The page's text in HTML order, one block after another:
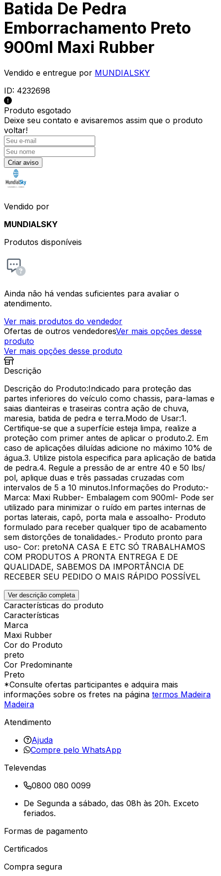
Batida De Pedra
Emborrachamento Preto
900ml Maxi Rubber
Vendido e entregue por MUNDIALSKY
ID: 4232698
Produto esgotado
Deixe seu contato e avisaremos assim que o produto
voltar!
Criar aviso
Vendido por
MUNDIALSKY
Produtos disponíveis
Ainda não há vendas suficientes para avaliar o
atendimento.
Ver mais produtos do vendedor
Ofertas de outros vendedoresVer mais opções desse
produto
Ver mais opções desse produto
Descrição
Descrição do Produto:Indicado para proteção das
partes inferiores do veículo como chassis, para-lamas e
saias dianteiras e traseiras contra ação de chuva,
maresia, batida de pedra e terra.Modo de Usar:1.
Certifique-se que a superfície esteja limpa, realize a
proteção com primer antes de aplicar o produto.2. Em
caso de aplicações diluídas adicione no máximo 10% de
água.3. Utilize pistola especifica para aplicação de batida
de pedra.4. Regule a pressão de ar entre 40 e 50 lbs/
pol, aplique duas e três passadas cruzadas com
intervalos de 5 a 10 minutos.Informações do Produto:-
Marca: Maxi Rubber- Embalagem com 900ml- Pode ser
utilizado para minimizar o ruído em partes internas de
portas laterais, capô, porta mala e assoalho- Produto
formulado para receber qualquer tipo de acabamento
sem distorções de tonalidades.- Produto pronto para
uso- Cor: pretoNA CASA E ETC SÓ TRABALHAMOS
COM PRODUTOS A PRONTA ENTREGA E DE
QUALIDADE, SABEMOS DA IMPORTÂNCIA DE
RECEBER SEU PEDIDO O MAIS RÁPIDO POSSÍVEL
Ver descrição completa
Características do produto
Características
Marca
Maxi Rubber
Cor do Produto
preto
Cor Predominante
Preto
*Consulte ofertas participantes e adquira mais
informações sobre os fretes na página termos Madeira
Madeira
Atendimento
Ajuda
Compre pelo WhatsApp
Televendas
0800 080 0099
De Segunda a sábado, das 08h às 20h. Exceto
feriados.
Formas de pagamento
Certificados
Compra segura